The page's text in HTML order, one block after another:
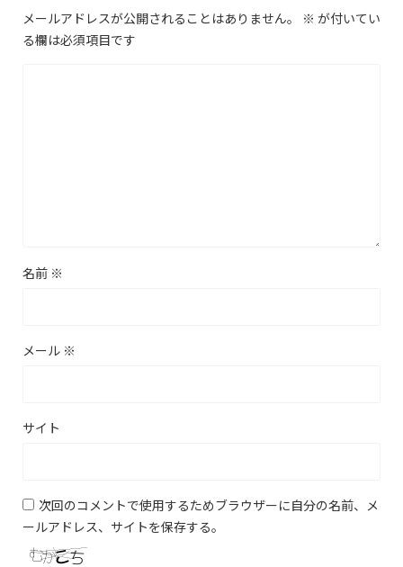
メールアドレスが公開されることはありません。 ※ が付いてい
る欄は必須項目です
名前 ※
メール ※
サイト
次回のコメントで使用するためブラウザーに自分の名前、メ
ールアドレス、サイトを保存する。